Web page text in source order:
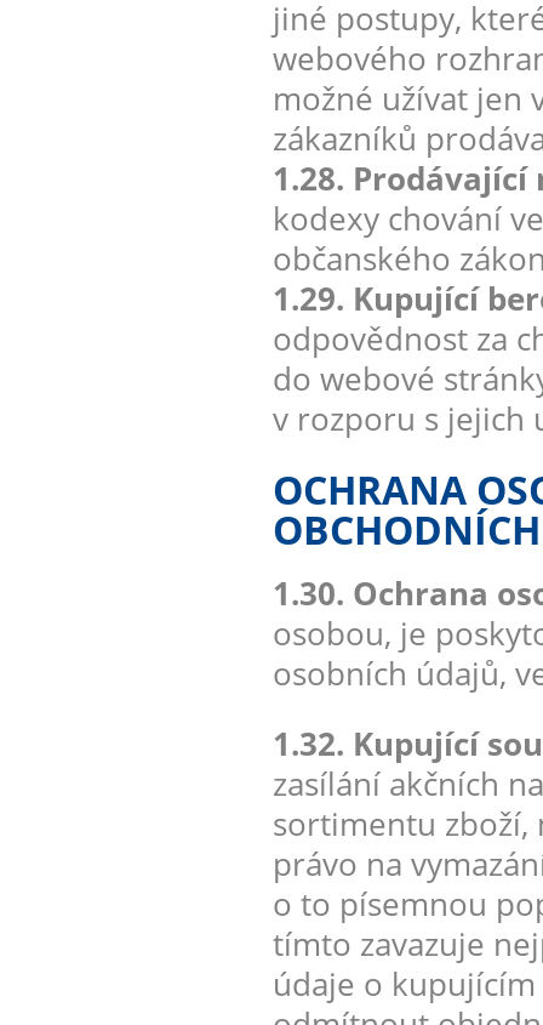
jiné postupy,
webového
možné užívat jen
zákazníků
1.28.
kodexy chování
občanského
1.29. Kupující
odpovědnost za
do webové
v rozporu s jejich
OCHRANA
1.30. Ochrana
osobou, je
osobních údajů,
1.32. Kupující
zasílání akčních
sortimentu zboží,
právo na
o to písemnou
tímto zavazuje
údaje o kupujícím